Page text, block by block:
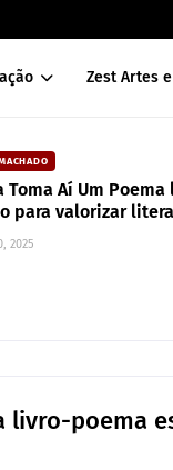
Zest Artes
10 anos
Brasil: um
livro-poema